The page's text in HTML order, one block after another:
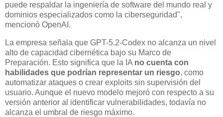
puede respaldar la ingeniería de software del mundo real y
dominios especializados como la ciberseguridad",
mencionó OpenAI.
La empresa señala que GPT-5.2-Codex no alcanza un nivel
alto de capacidad cibernética bajo su Marco de
Preparación. Esto significa que la IA no cuenta con
habilidades que podrían representar un riesgo, como
automatizar ataques o crear exploits sin supervisión del
usuario. Aunque el nuevo modelo mejoró con respecto a su
versión anterior al identificar vulnerabilidades, todavía no
alcanza el umbral de riesgo máximo.